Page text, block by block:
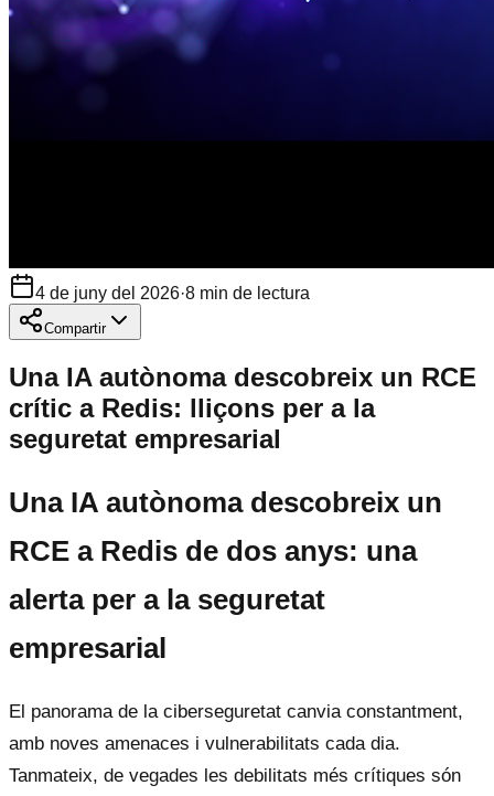
4 de juny del 2026·8 min de lectura
Compartir
Una IA autònoma descobreix un RCE
crític a Redis: lliçons per a la
seguretat empresarial
Una IA autònoma descobreix un
RCE a Redis de dos anys: una
alerta per a la seguretat
empresarial
El panorama de la ciberseguretat canvia constantment,
amb noves amenaces i vulnerabilitats cada dia.
Tanmateix, de vegades les debilitats més crítiques són